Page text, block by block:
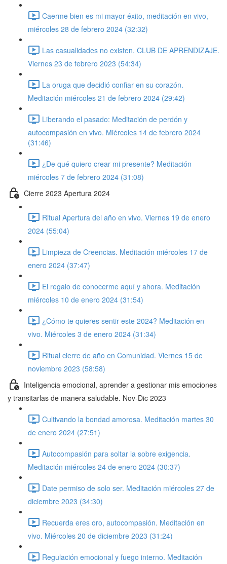
Caerme bien es mi mayor éxito, meditación en vivo,
miércoles 28 de febrero 2024 (32:32)
Las casualidades no existen. CLUB DE APRENDIZAJE.
Viernes 23 de febrero 2023 (54:34)
La oruga que decidió confiar en su corazón.
Meditación miércoles 21 de febrero 2024 (29:42)
Liberando el pasado: Meditación de perdón y
autocompasión en vivo. Miércoles 14 de febrero 2024
(31:46)
¿De qué quiero crear mi presente? Meditación
miércoles 7 de febrero 2024 (31:08)
Cierre 2023 Apertura 2024
Ritual Apertura del año en vivo. Viernes 19 de enero
2024 (55:04)
Limpieza de Creencias. Meditación miércoles 17 de
enero 2024 (37:47)
El regalo de conocerme aquí y ahora. Meditación
miércoles 10 de enero 2024 (31:54)
¿Cómo te quieres sentir este 2024? Meditación en
vivo. Miércoles 3 de enero 2024 (31:34)
Ritual cierre de año en Comunidad. Viernes 15 de
noviembre 2023 (58:58)
Inteligencia emocional, aprender a gestionar mis emociones
y transitarlas de manera saludable. Nov-Dic 2023
Cultivando la bondad amorosa. Meditación martes 30
de enero 2024 (27:51)
Autocompasión para soltar la sobre exigencia.
Meditación miércoles 24 de enero 2024 (30:37)
Date permiso de solo ser. Meditación miércoles 27 de
diciembre 2023 (34:30)
Recuerda eres oro, autocompasión. Meditación en
vivo. Miércoles 20 de diciembre 2023 (31:24)
Regulación emocional y fuego interno. Meditación